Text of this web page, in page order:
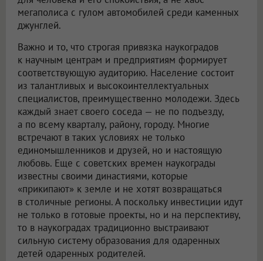
мегаполиса с гулом автомобилей среди каменных
джунглей.
Важно и то, что строгая привязка наукоградов
к научным центрам и предприятиям формирует
соответствующую аудиторию. Население состоит
из талантливых и высокоинтеллектуальных
специалистов, преимущественно молодежи. Здесь
каждый знает своего соседа — не по подъезду,
а по всему кварталу, району, городу. Многие
встречают в таких условиях не только
единомышленников и друзей, но и настоящую
любовь. Еще с советских времен наукограды
известны своими династиями, которые
«прикипают» к земле и не хотят возвращаться
в столичные регионы. А поскольку инвестиции идут
не только в готовые проекты, но и на перспективу,
то в наукоградах традиционно выстраивают
сильную систему образования для одаренных
детей одаренных родителей.